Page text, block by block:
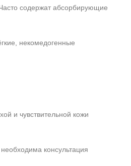
содержат абсорбирующие
некомедогенные
и чувствительной кожи
консультация